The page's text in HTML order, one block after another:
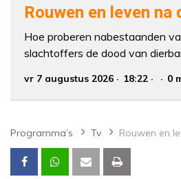
Rouwen en leven na
Hoe proberen nabestaanden
slachtoffers de dood van
vr 7 augustus 2026 18:22 0
Programma’s Tv